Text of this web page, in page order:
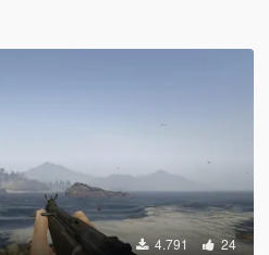
4.791 24